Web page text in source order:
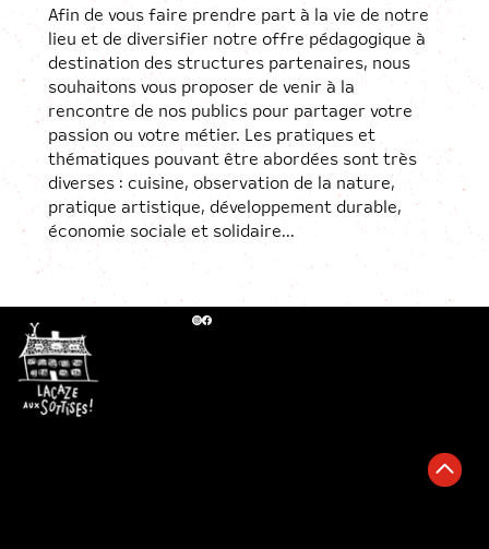
Afin de vous faire prendre part à la vie de notre
lieu et de diversifier notre offre pédagogique à
destination des structures partenaires, nous
souhaitons vous proposer de venir à la
rencontre de nos publics pour partager votre
passion ou votre métier. Les pratiques et
thématiques pouvant être abordées sont très
diverses : cuisine, observation de la nature,
pratique artistique, développement durable,
économie sociale et solidaire...